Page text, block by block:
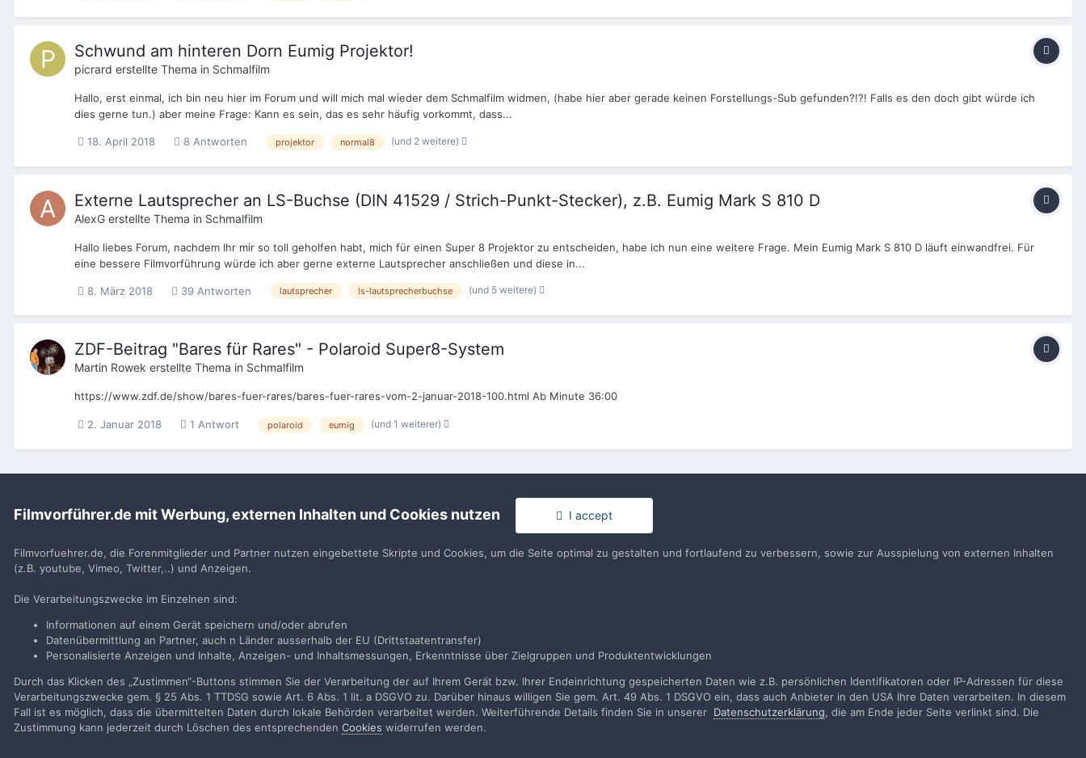
Schwund am hinteren Dorn Eumig Projektor!
picrard erstellte Thema in Schmalfilm
Hallo, erst einmal, ich bin neu hier im Forum und will mich mal wieder dem Schmalfilm widmen, (habe hier aber gerade keinen Forstellungs-Sub gefunden?!?! Falls es den doch gibt würde ich
dies gerne tun.) aber meine Frage: Kann es sein, das es sehr häufig vorkommt, dass...
18. April 2018 8 Antworten projektor normal8 (und 2 weitere)
Externe Lautsprecher an LS-Buchse (DIN 41529 / Strich-Punkt-Stecker), z.B. Eumig Mark S 810 D
AlexG erstellte Thema in Schmalfilm
Hallo liebes Forum, nachdem Ihr mir so toll geholfen habt, mich für einen Super 8 Projektor zu entscheiden, habe ich nun eine weitere Frage. Mein Eumig Mark S 810 D läuft einwandfrei. Für
eine bessere Filmvorführung würde ich aber gerne externe Lautsprecher anschließen und diese in...
8. März 2018 39 Antworten lautsprecher ls-lautsprecherbuchse (und 5 weitere)
ZDF-Beitrag "Bares für Rares" - Polaroid Super8-System
Martin Rowek erstellte Thema in Schmalfilm
https://www.zdf.de/show/bares-fuer-rares/bares-fuer-rares-vom-2-januar-2018-100.html Ab Minute 36:00
2. Januar 2018 1 Antwort polaroid eumig (und 1 weiterer)
Startseite Suche
Filmvorführer.de via Google durchsuchen:
Sprache Impressum / Datenschutzerklärung
Realisierung: IN-Solution
Filmvorführer.de mit Werbung, externen Inhalten und Cookies nutzen I accept
Filmvorfuehrer.de, die Forenmitglieder und Partner nutzen eingebettete Skripte und Cookies, um die Seite optimal zu gestalten und fortlaufend zu verbessern, sowie zur Ausspielung von externen Inhalten
(z.B. youtube, Vimeo, Twitter,..) und Anzeigen.
Die Verarbeitungszwecke im Einzelnen sind:
Informationen auf einem Gerät speichern und/oder abrufen
Datenübermittlung an Partner, auch n Länder ausserhalb der EU (Drittstaatentransfer)
Personalisierte Anzeigen und Inhalte, Anzeigen- und Inhaltsmessungen, Erkenntnisse über Zielgruppen und Produktentwicklungen
Durch das Klicken des „Zustimmen“-Buttons stimmen Sie der Verarbeitung der auf Ihrem Gerät bzw. Ihrer Endeinrichtung gespeicherten Daten wie z.B. persönlichen Identifikatoren oder IP-Adressen für diese
Verarbeitungszwecke gem. § 25 Abs. 1 TTDSG sowie Art. 6 Abs. 1 lit. a DSGVO zu. Darüber hinaus willigen Sie gem. Art. 49 Abs. 1 DSGVO ein, dass auch Anbieter in den USA Ihre Daten verarbeiten. In diesem
Fall ist es möglich, dass die übermittelten Daten durch lokale Behörden verarbeitet werden. Weiterführende Details finden Sie in unserer Datenschutzerklärung, die am Ende jeder Seite verlinkt sind. Die
Zustimmung kann jederzeit durch Löschen des entsprechenden Cookies widerrufen werden.